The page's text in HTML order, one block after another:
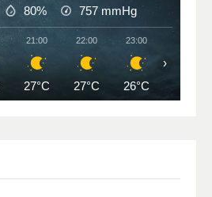
80% 757 mmHg
21:00
27°C
22:00
27°C
23:00
26°C
›